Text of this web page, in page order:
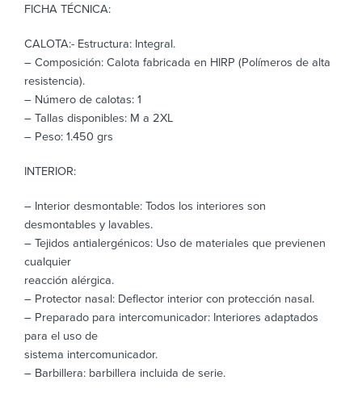
FICHA TÉCNICA:
CALOTA:- Estructura: Integral.
– Composición: Calota fabricada en HIRP (Polímeros de alta
resistencia).
– Número de calotas: 1
– Tallas disponibles: M a 2XL
– Peso: 1.450 grs
INTERIOR:
– Interior desmontable: Todos los interiores son
desmontables y lavables.
– Tejidos antialergénicos: Uso de materiales que previenen
cualquier
reacción alérgica.
– Protector nasal: Deflector interior con protección nasal.
– Preparado para intercomunicador: Interiores adaptados
para el uso de
sistema intercomunicador.
– Barbillera: barbillera incluida de serie.